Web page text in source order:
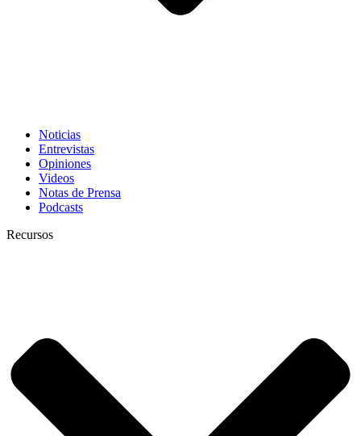
Noticias
Entrevistas
Opiniones
Videos
Notas de Prensa
Podcasts
Recursos